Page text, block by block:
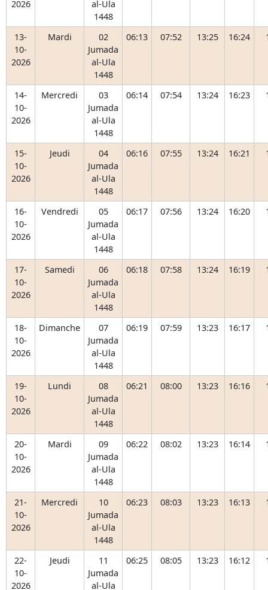
2026
al-Ula
1448
13-
10-
2026
Mardi
02
Jumada
al-Ula
1448
06:13 07:52 13:25 16:24
14-
10-
2026
Mercredi
03
Jumada
al-Ula
1448
06:14 07:54 13:24 16:23
15-
10-
2026
Jeudi
04
Jumada
al-Ula
1448
06:16 07:55 13:24 16:21
16-
10-
2026
Vendredi
05
Jumada
al-Ula
1448
06:17 07:56 13:24 16:20
17-
10-
2026
Samedi
06
Jumada
al-Ula
1448
06:18 07:58 13:24 16:19
18-
10-
2026
Dimanche
07
Jumada
al-Ula
1448
06:19 07:59 13:23 16:17
19-
10-
2026
Lundi
08
Jumada
al-Ula
1448
06:21 08:00 13:23 16:16
20-
10-
2026
Mardi
09
Jumada
al-Ula
1448
06:22 08:02 13:23 16:14
21-
10-
2026
Mercredi
10
Jumada
al-Ula
1448
06:23 08:03 13:23 16:13
22-
10-
2026
Jeudi
11
Jumada
al-Ula
06:25 08:05 13:23 16:12